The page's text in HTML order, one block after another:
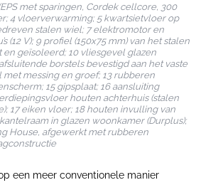
met sparingen, Cordek cellcore, 300
4 vloerverwarming; 5 kwartsietvloer op
stalen wiel; 7 elektromotor en
(12 V); 9 profiel (150x75 mm) van het stalen
geïsoleerd; 10 vliesgevel glazen
borstels bevestigd aan het vaste
messing en groef; 13 rubberen
15 gipsplaat; 16 aansluiting
houten achterhuis (stalen
17 eiken vloer; 18 houten invulling van
in glazen woonkamer (Durplus);
House, afgewerkt met rubberen
een meer conventionele manier